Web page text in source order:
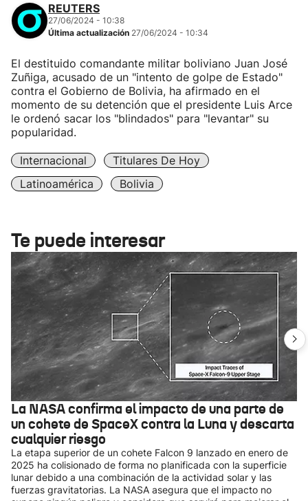
REUTERS
27/06/2024 - 10:38
Última actualización 27/06/2024 - 10:34
El destituido comandante militar boliviano Juan José
Zuñiga, acusado de un "intento de golpe de Estado"
contra el Gobierno de Bolivia, ha afirmado en el
momento de su detención que el presidente Luis Arce
le ordenó sacar los "blindados" para "levantar" su
popularidad.
Internacional
Titulares De Hoy
Latinoamérica
Bolivia
Te puede interesar
La NASA confirma el impacto de una parte de
un cohete de SpaceX contra la Luna y descarta
cualquier riesgo
La etapa superior de un cohete Falcon 9 lanzado en enero de
2025 ha colisionado de forma no planificada con la superficie
lunar debido a una combinación de la actividad solar y las
fuerzas gravitatorias. La NASA asegura que el impacto no